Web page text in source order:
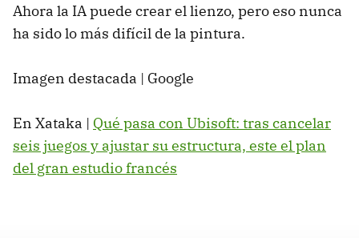
Ahora la IA puede crear el lienzo, pero eso nunca
ha sido lo más difícil de la pintura.
Imagen destacada | Google
En Xataka | Qué pasa con Ubisoft: tras cancelar
seis juegos y ajustar su estructura, este el plan
del gran estudio francés